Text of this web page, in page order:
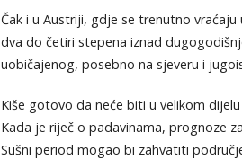
Čak i u Austriji, gdje se trenutno
dva do četiri stepena iznad
uobičajenog, posebno na sjeveru i
Kiše gotovo da neće biti u velikom dijelu
Kada je riječ o padavinama, prognoze
Sušni period mogao bi zahvatiti